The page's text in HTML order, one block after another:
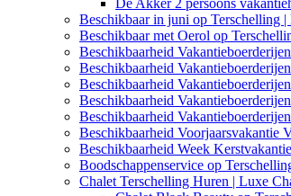
Beschikbaar in juni op Terschelling
Beschikbaar met Oerol op
Beschikbaarheid
Beschikbaarheid
Beschikbaarheid
Beschikbaarheid
Beschikbaarheid
Beschikbaarheid Voorjaarsvakantie
Beschikbaarheid Week
Boodschappenservice op
Chalet Terschelling Huren | Luxe